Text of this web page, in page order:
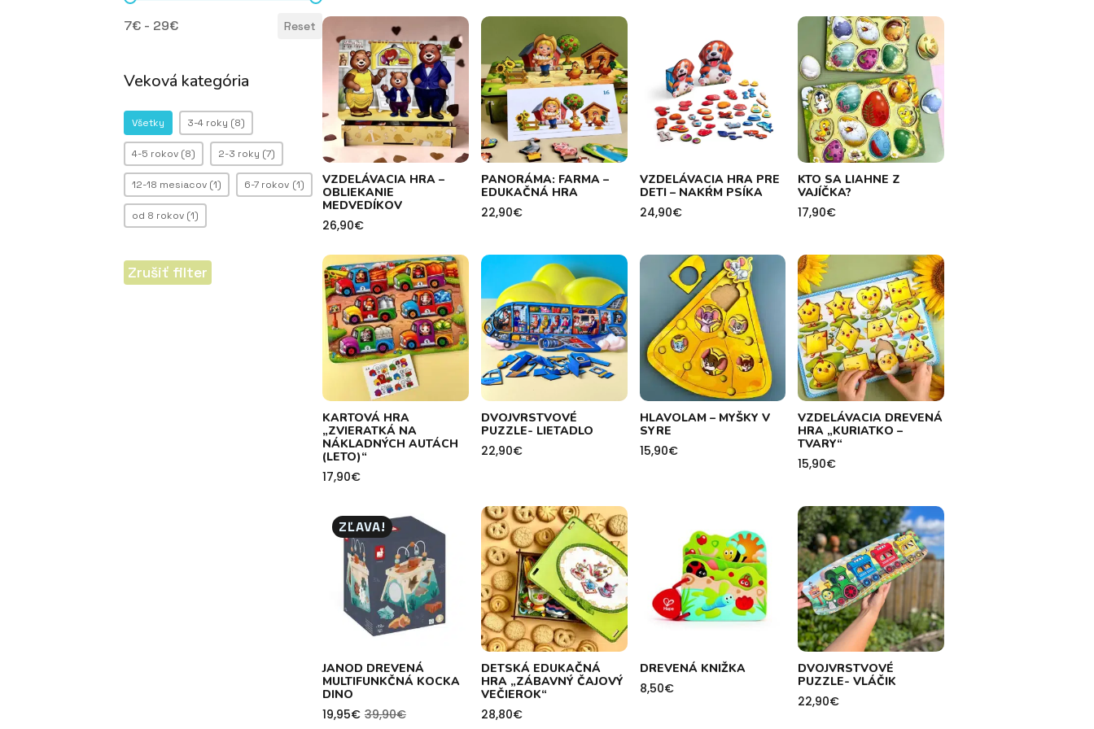
7€ - 29€ Reset
Veková kategória
Veková kategória
Všetky 3-4 roky (8)
4-5 rokov (8) 2-3 roky (7)
12-18 mesiacov (1) 6-7 rokov (1)
od 8 rokov (1)
Zrušiť filter
VZDELÁVACIA HRA –
OBLIEKANIE
MEDVEDÍKOV
26,90€
PANORÁMA: FARMA –
EDUKAČNÁ HRA
22,90€
VZDELÁVACIA HRA PRE
DETI – NAKŔM PSÍKA
24,90€
KTO SA LIAHNE Z
VAJÍČKA?
17,90€
KARTOVÁ HRA
„ZVIERATKÁ NA
NÁKLADNÝCH AUTÁCH
(LETO)“
17,90€
DVOJVRSTVOVÉ
PUZZLE- LIETADLO
22,90€
HLAVOLAM – MYŠKY V
SYRE
15,90€
VZDELÁVACIA DREVENÁ
HRA „KURIATKO –
TVARY“
15,90€
ZĽAVA!
JANOD DREVENÁ
MULTIFUNKČNÁ KOCKA
DINO
39,90€
Pôvodná
19,95€
Aktuálna
DETSKÁ EDUKAČNÁ
HRA „ZÁBAVNÝ ČAJOVÝ
VEČIEROK“
28,80€
DREVENÁ KNIŽKA
8,50€
DVOJVRSTVOVÉ
PUZZLE- VLÁČIK
22,90€